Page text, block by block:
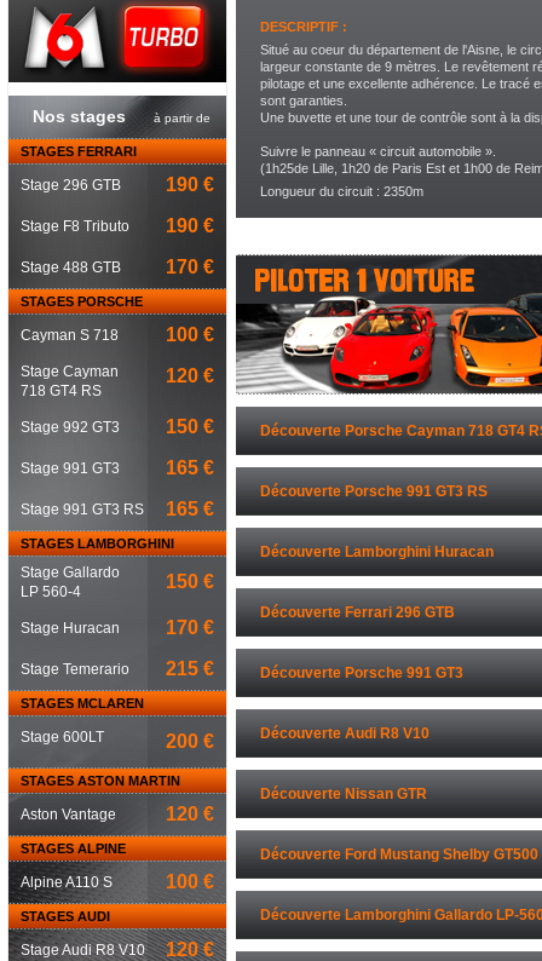
Nos stages à partir de
STAGES FERRARI
Stage 296 GTB 190 €
Stage F8 Tributo 190 €
Stage 488 GTB 170 €
STAGES PORSCHE
Cayman S 718 100 €
Stage Cayman
718 GT4 RS
120 €
Stage 992 GT3 150 €
Stage 991 GT3 165 €
Stage 991 GT3 RS 165 €
STAGES LAMBORGHINI
Stage Gallardo
LP 560-4
150 €
Stage Huracan 170 €
Stage Temerario 215 €
STAGES MCLAREN
Stage 600LT 200 €
STAGES ASTON MARTIN
Aston Vantage 120 €
STAGES ALPINE
Alpine A110 S 100 €
STAGES AUDI
Stage Audi R8 V10 120 €
DESCRIPTIF :
Situé au coeur du département de l'Aisne, le
largeur constante de 9 mètres. Le revêtement
pilotage et une excellente adhérence. Le tracé
sont garanties.
Une buvette et une tour de contrôle sont à la
Suivre le panneau « circuit automobile ».
(1h25de Lille, 1h20 de Paris Est et 1h00 de
Longueur du circuit : 2350m
Découverte Porsche Cayman 718 GT4
Découverte Porsche 991 GT3 RS
Découverte Lamborghini Huracan
Découverte Ferrari 296 GTB
Découverte Porsche 991 GT3
Découverte Audi R8 V10
Découverte Nissan GTR
Découverte Ford Mustang Shelby GT500
Découverte Lamborghini Gallardo LP-